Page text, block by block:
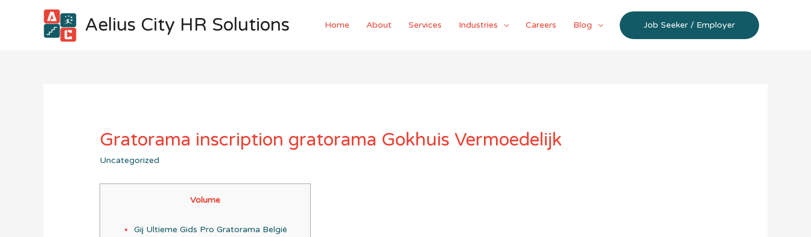
Aelius City HR Solutions Home About Services Industries Careers Blog Job Seeker / Employer
Gratorama inscription gratorama Gokhuis Vermoedelijk
Uncategorized
Volume
Gij Ultieme Gids Pro Gratorama België